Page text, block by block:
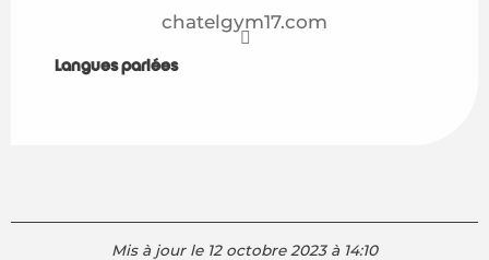
chatelgym17.com
Langues parlées
Langues parlées
Mis à jour le 12 octobre 2023 à 14:10